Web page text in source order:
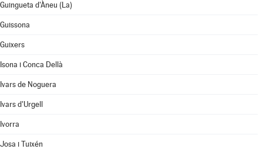
Guingueta d'Àneu (La)
Guissona
Guixers
Isona i Conca Dellà
Ivars de Noguera
Ivars d'Urgell
Ivorra
Josa i Tuixén